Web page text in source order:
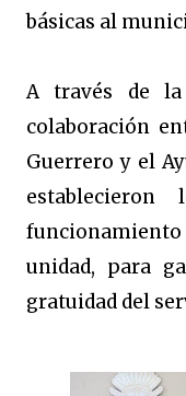
básicas al
A través de
colaboración
Guerrero y el
unidad, para
gratuidad del